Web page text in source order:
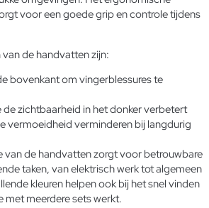
voor een goede grip en controle tijdens
de handvatten zijn:
bovenkant om vingerblessures te
de zichtbaarheid in het donker verbetert
vermoeidheid verminderen bij langdurig
van de handvatten zorgt voor betrouwbare
taken, van elektrisch werk tot algemeen
kleuren helpen ook bij het snel vinden
met meerdere sets werkt.